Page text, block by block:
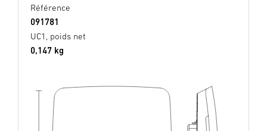
Référence
091781
UC1, poids net
0,147 kg